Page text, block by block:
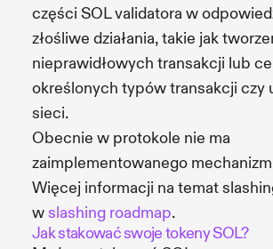
części SOL validatora w
złośliwe działania, takie jak
nieprawidłowych transakcji lub
określonych typów transakcji czy
sieci.
Obecnie w protokole nie ma
zaimplementowanego
Więcej informacji na temat
wslashing roadmap.
Jak stakować swoje tokeny SOL?